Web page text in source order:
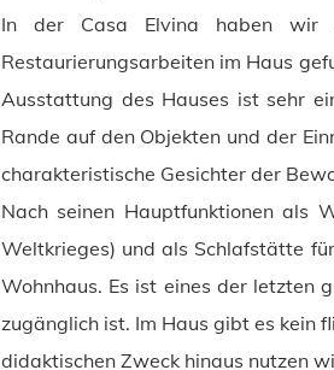
In der Casa Elvina haben wir
Restaurierungsarbeiten im Haus
Ausstattung des Hauses ist sehr
Rande auf den Objekten und der
charakteristische Gesichter der
Nach seinen Hauptfunktionen als
Weltkrieges) und als Schlafstätte
Wohnhaus. Es ist eines der letzten
zugänglich ist. Im Haus gibt es kein
didaktischen Zweck hinaus nutzen